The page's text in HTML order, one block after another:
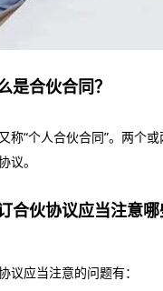
是合伙合同？
称“个人合伙合同”。两个
议。
合伙协议应当注意哪
议应当注意的问题有：